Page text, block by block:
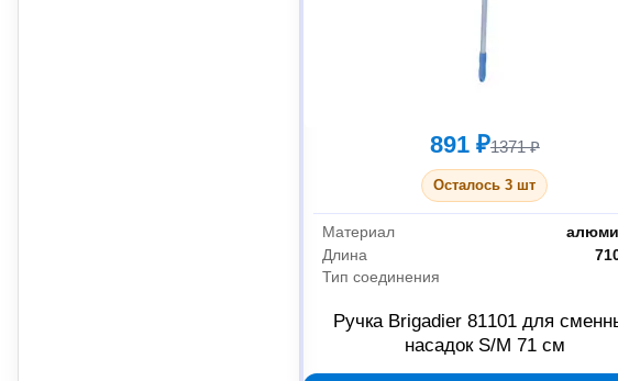
891 ₽1371 ₽
Осталось 3 шт
Материал
Длина
Тип соединения
Ручка Brigadier 81101 для
насадок S/M 71 см